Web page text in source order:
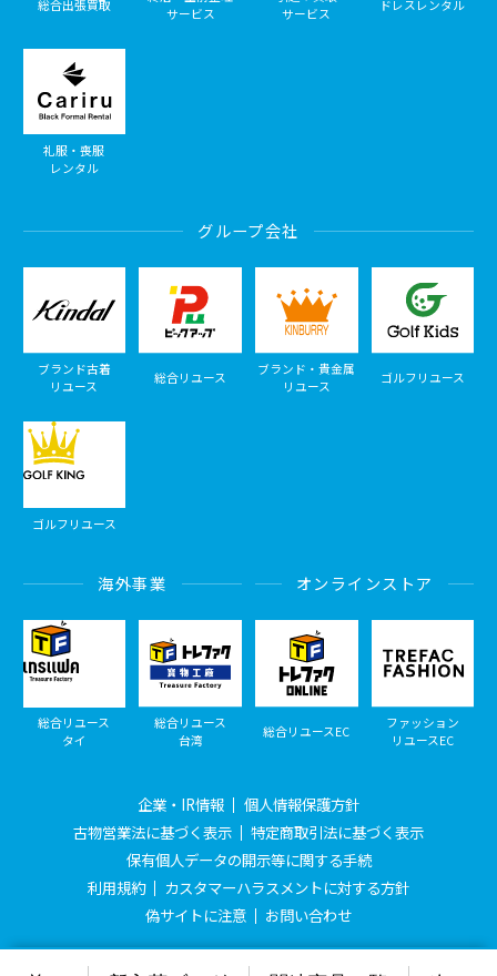
総合出張買取
サービス
サービス
ドレスレンタル
礼服・喪服
レンタル
グループ会社
ブランド古着
リユース
総合リユース
ブランド・貴金属
リユース
ゴルフリユース
ゴルフリユース
海外事業
総合リユース
タイ
総合リユース
台湾
オンラインストア
総合リユースEC
ファッション
リユースEC
企業・IR情報
個人情報保護方針
古物営業法に基づく表示
特定商取引法に基づく表示
保有個人データの開示等に関する手続
利用規約
カスタマーハラスメントに対する方針
偽サイトに注意
お問い合わせ
© Treasure Factory, All Rights Reserved.